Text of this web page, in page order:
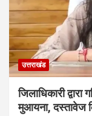
उत्तराखंड
जिलाधिकारी
मुआयना, दस्तावेज